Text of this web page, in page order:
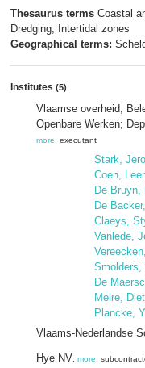
Thesaurus terms Coastal
Dredging; Intertidal zones
Geographical terms:
Institutes (5)
Vlaamse overheid;
Openbare Werken;
more , executant
Stark,
Coen,
De Bruyn,
De
Claeys,
Vanlede,
Smolders,
De
Meire,
Plancke,
Vlaams-Nederlandse
Hye NV more ,